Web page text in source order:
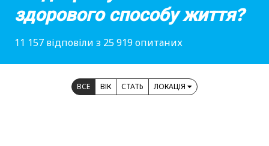
здорового способу життя?
11 157 відповіли з 25 919 опитаних
ВСЕ ВІК СТАТЬ ЛОКАЦІЯ